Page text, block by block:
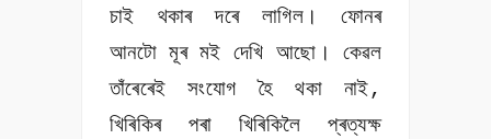
চাই থকাৰ দৰে লাগিল। ফোনৰ
আনটো মূৰ মই দেখি আছো। কেৱল
তাঁৰেৰেই সংযোগ হৈ থকা নাই,
খিৰিকিৰ পৰা খিৰিকিলৈ প্ৰত্যক্ষ